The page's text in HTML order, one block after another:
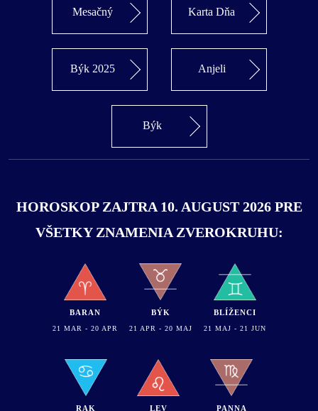
Mesačný Karta Dňa
Býk 2025 Anjeli
Býk
HOROSKOP ZAJTRA 10. AUGUST 2026 PRE
VŠETKY ZNAMENIA ZVEROKRUHU:
BARAN
21 MAR - 20 APR
BÝK
21 APR - 20 MAJ
BLÍŽENCI
21 MAJ - 21 JUN
RAK LEV PANNA